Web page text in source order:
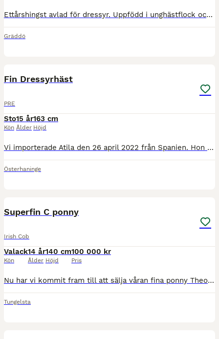
Ettårshingst avlad för dressyr. Uppfödd i unghästflock och bör nu säljas till satsande om man önskar hålla honom som hingst. Utställd och fick första klass i finska Hippos utställningen 2025. Korrekt
Gräddö
Fin Dressyrhäst
PRE
Sto
Kön
15 år
Ålder
163 cm
Höjd
Vi importerade Atila den 26 april 2022 från Spanien. Hon är född 2011 och har fått två föl under sin tid där. Sedan hon kom till oss har vi ridit mycket dressyr, varit ute på många uteritter och iblan
Österhaninge
Superfin C ponny
Irish Cob
Valack
Kön
14 år
Ålder
140 cm
Höjd
100 000 kr
Pris
Nu har vi kommit fram till att sälja våran fina ponny Theo som vi haft i 9 år, han är en super snäll, kärleksfull och rolig ponny som älskar att rida ut, rida på banan och att tävla. Han har gått från
Tungelsta